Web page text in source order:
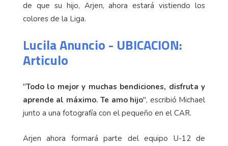
de que su hijo, Arjen, ahora estará vistiendo los
colores de la Liga.
Lucila Anuncio - UBICACION:
Articulo
"Todo lo mejor y muchas bendiciones, disfruta y
aprende al máximo. Te amo hijo", escribió Michael
junto a una fotografía con el pequeño en el CAR.
Arjen ahora formará parte del equipo U-12 de